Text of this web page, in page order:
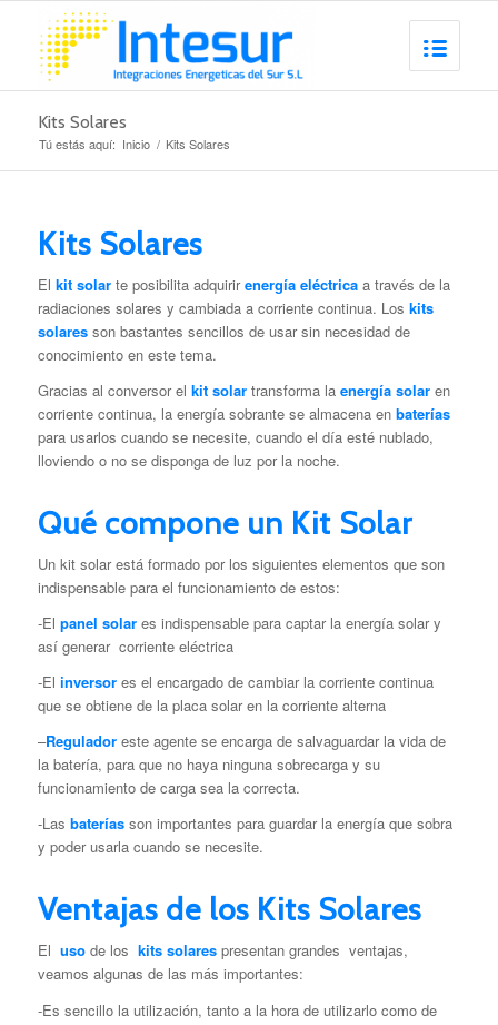
Kits Solares
Tú estás aquí: Inicio / Kits Solares
Kits Solares
El kit solar te posibilita adquirirenergía eléctricaa través de la
radiaciones solares y cambiada a corriente continua. Los kits
solaresson bastantes sencillos de usar sin necesidad de
conocimiento en este tema.
Gracias al conversor el kit solartransforma la energía solaren
corriente continua, la energía sobrante se almacena enbaterías
para usarlos cuando se necesite, cuando el día esté nublado,
lloviendo o no se disponga de luz por la noche.
Qué compone un Kit Solar
Un kit solar está formado por los siguientes elementos que son
indispensable para el funcionamiento de estos:
-El panel solar es indispensable para captar la energía solar y
así generar corriente eléctrica
-El inversores el encargado de cambiar la corriente continua
que se obtiene de la placa solar en la corriente alterna
–Reguladoreste agente se encarga de salvaguardar la vida de
la batería, para que no haya ninguna sobrecarga y su
funcionamiento de carga sea la correcta.
-Las bateríasson importantes para guardar la energía que sobra
y poder usarla cuando se necesite.
Ventajas de los Kits Solares
El usode los kits solares presentan grandes ventajas,
veamos algunas de las más importantes:
-Es sencillo la utilización, tanto a la hora de utilizarlo como de